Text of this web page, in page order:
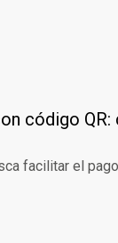
código QR:
facilitar el